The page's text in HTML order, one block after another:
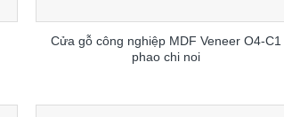
Cửa gỗ công nghiệp MDF Veneer O4-C1
phao chi noi